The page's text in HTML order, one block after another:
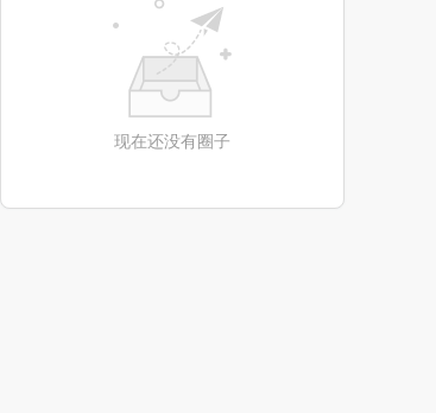
现在还没有圈子